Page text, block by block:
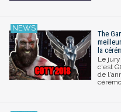
The
la
Le jury
c'est
de